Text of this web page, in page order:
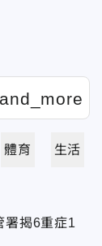
體育 生活
署揭6重症1